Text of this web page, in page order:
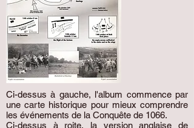
Ci-dessus à gauche, l'album commence par
une carte historique pour mieux comprendre
les événements de la Conquête de 1066.
Ci-dessus à roite, la version anglaise de